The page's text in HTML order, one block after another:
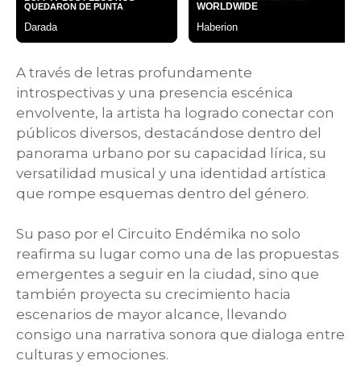
A través de letras profundamente
introspectivas y una presencia escénica
envolvente, la artista ha logrado conectar con
públicos diversos, destacándose dentro del
panorama urbano por su capacidad lírica, su
versatilidad musical y una identidad artística
que rompe esquemas dentro del género.
Su paso por el Circuito Endémika no solo
reafirma su lugar como una de las propuestas
emergentes a seguir en la ciudad, sino que
también proyecta su crecimiento hacia
escenarios de mayor alcance, llevando
consigo una narrativa sonora que dialoga entre
culturas y emociones.